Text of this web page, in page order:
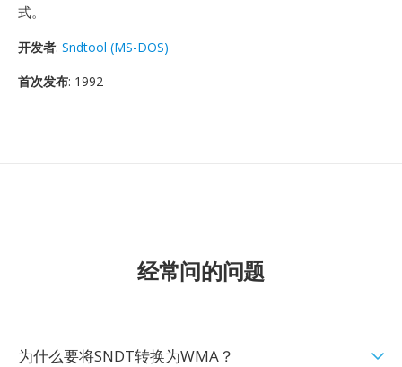
式。
开发者: Sndtool (MS-DOS)
首次发布: 1992
经常问的问题
为什么要将SNDT转换为WMA？